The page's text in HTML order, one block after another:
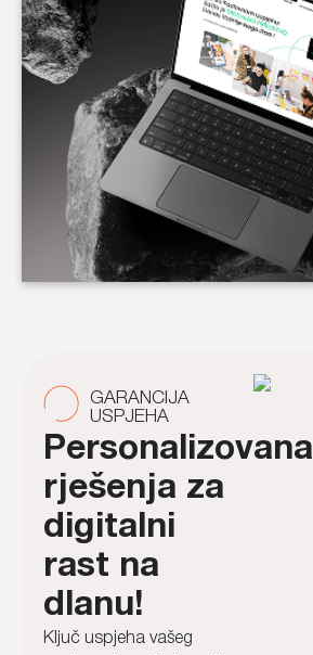
GARANCIJA
USPJEHA
Personalizovana
rješenja za
digitalni
rast na
dlanu!
Ključ uspjeha vašeg